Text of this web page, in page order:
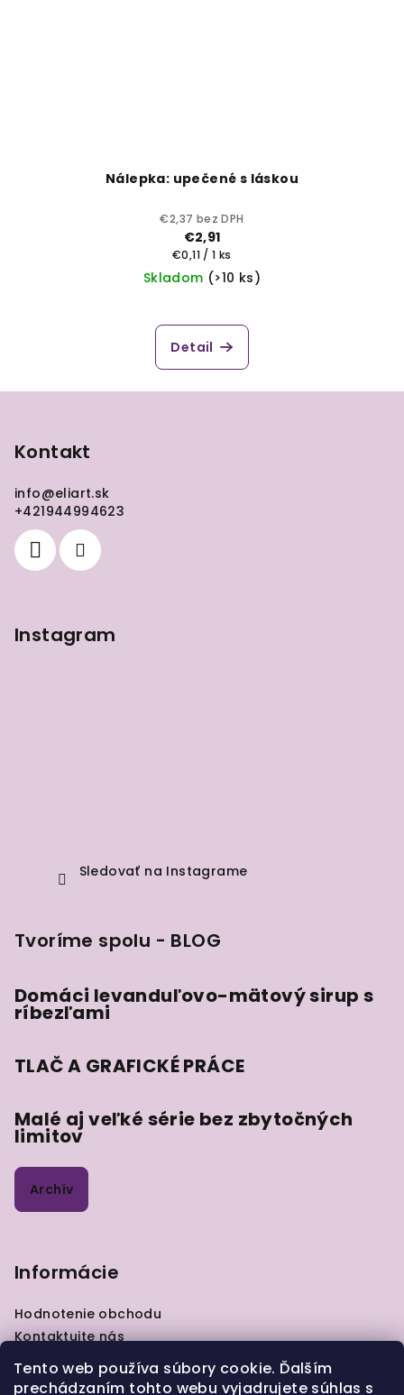
Tento web používa súbory cookie. Ďalším
prechádzaním tohto webu vyjadrujete súhlas s
Nálepka: upečené s láskou
€2,37 bez DPH
€2,91
Jednotková
cena:
€0,11 / 1 ks
Skladom (>10 ks)
Detail
Kontakt
info@eliart.sk
+421944994623
Instagram
Sledovať na Instagrame
Tvoríme spolu - BLOG
Domáci levanduľovo-mätový sirup s
ríbezľami
TLAČ A GRAFICKÉ PRÁCE
Malé aj veľké série bez zbytočných
limitov
Archív
Informácie
Hodnotenie obchodu
Kontaktujte nás
GDPR